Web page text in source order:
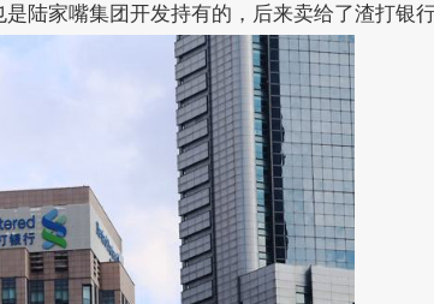
集团开发持有的，后来卖给了渣打银行。